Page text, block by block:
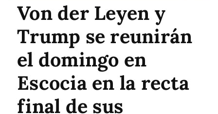
Von der Leyen y
Trump se reunirán
el domingo en
Escocia en la recta
final de sus